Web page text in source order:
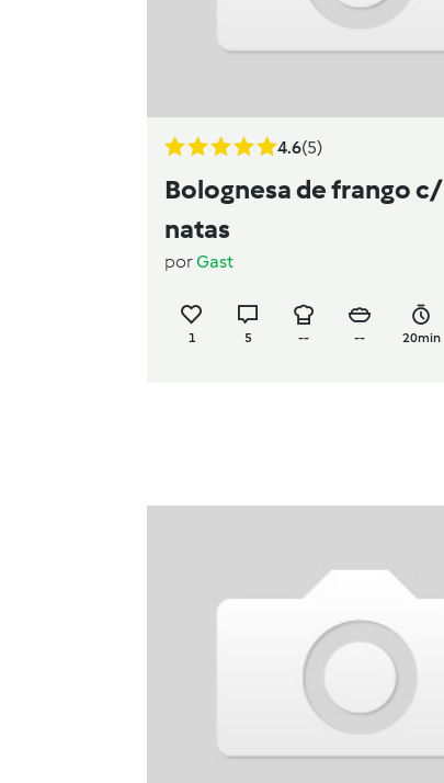
4.6(5)
Bolognesa de frango c/
natas
porGast
1 5 -- -- 20min